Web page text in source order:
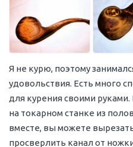
Я не курю, поэтому
удовольствия. Есть много
для курения своими
на токарном станке из
вместе, вы можете
просверлить канал от